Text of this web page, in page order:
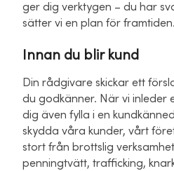
ger dig verktygen – du har
sätter vi en plan för framtiden.
Innan du blir kund
Din rådgivare skickar ett
du godkänner. När vi inleder
dig även fylla i en
skydda våra kunder, vårt
stort från brottslig
penningtvätt, trafficking,